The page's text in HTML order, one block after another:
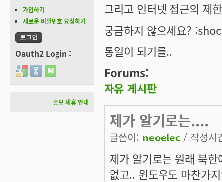
그리고 인터넷 접근의 제
궁금하지 않으세요?
통일이 되기를..
Forums:
자유 게시판
제가 알기로는....
글쓴이: neoelec / 작성시
제가 알기로는 원래 북
없고.. 윈도우도 마찬가
가입하기
새로운 비밀번호 요청하기
Oauth2 Login :
Login with Google
Login with GitHub
Login with Naver
홍보 제휴 안내